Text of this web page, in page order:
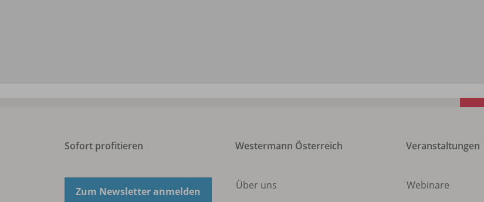
Sofort profitieren
Zum Newsletter anmelden
Westermann Österreich
Über uns
Veranstaltungen
Webinare